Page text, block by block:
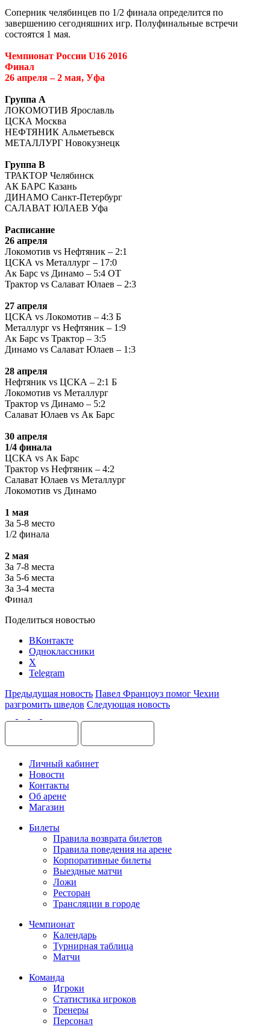
Соперник челябинцев по 1/2 финала определится по
завершению сегодняшних игр. Полуфинальные встречи
состоятся 1 мая.
Чемпионат России U16 2016
Финал
26 апреля – 2 мая, Уфа
Группа А
ЛОКОМОТИВ Ярославль
ЦСКА Москва
НЕФТЯНИК Альметьевск
МЕТАЛЛУРГ Новокузнецк
Группа В
ТРАКТОР Челябинск
АК БАРС Казань
ДИНАМО Санкт-Петербург
САЛАВАТ ЮЛАЕВ Уфа
Расписание
26 апреля
Локомотив vs Нефтяник – 2:1
ЦСКА vs Металлург – 17:0
Ак Барс vs Динамо – 5:4 ОТ
Трактор vs Салават Юлаев – 2:3
27 апреля
ЦСКА vs Локомотив – 4:3 Б
Металлург vs Нефтяник – 1:9
Ак Барс vs Трактор – 3:5
Динамо vs Салават Юлаев – 1:3
28 апреля
Нефтяник vs ЦСКА – 2:1 Б
Локомотив vs Металлург
Трактор vs Динамо – 5:2
Салават Юлаев vs Ак Барс
30 апреля
1/4 финала
ЦСКА vs Ак Барс
Трактор vs Нефтяник – 4:2
Салават Юлаев vs Металлург
Локомотив vs Динамо
1 мая
За 5-8 место
1/2 финала
2 мая
За 7-8 места
За 5-6 места
За 3-4 места
Финал
Поделиться новостью
ВКонтакте
Одноклассники
X
Telegram
Предыдущая новость Павел Францоуз помог Чехии
разгромить шведов Следующая новость
Личный кабинет
Новости
Контакты
Об арене
Магазин
Билеты
Правила возврата билетов
Правила поведения на арене
Корпоративные билеты
Выездные матчи
Ложи
Ресторан
Трансляции в городе
Чемпионат
Календарь
Турнирная таблица
Матчи
Команда
Игроки
Статистика игроков
Тренеры
Персонал